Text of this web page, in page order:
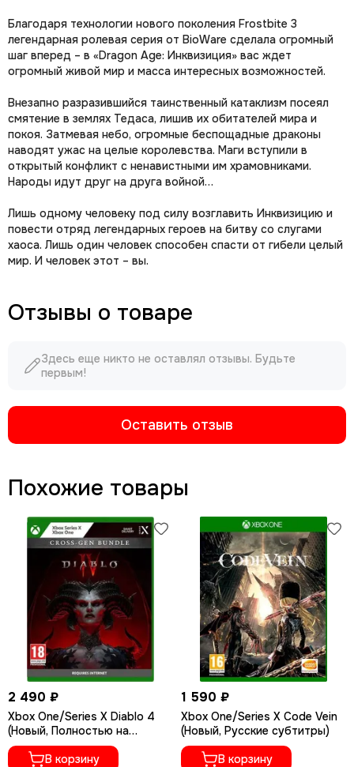
Благодаря технологии нового поколения Frostbite 3
легендарная ролевая серия от BioWare сделала огромный
шаг вперед – в «Dragon Age: Инквизиция» вас ждет
огромный живой мир и масса интересных возможностей.
Внезапно разразившийся таинственный катаклизм посеял
смятение в землях Тедаса, лишив их обитателей мира и
покоя. Затмевая небо, огромные беспощадные драконы
наводят ужас на целые королевства. Маги вступили в
открытый конфликт с ненавистными им храмовниками.
Народы идут друг на друга войной…
Лишь одному человеку под силу возглавить Инквизицию и
повести отряд легендарных героев на битву со слугами
хаоса. Лишь один человек способен спасти от гибели целый
мир. И человек этот – вы.
Отзывы о товаре
Здесь еще никто не оставлял отзывы. Будьте
первым!
Оставить отзыв
Похожие товары
2 490 ₽
Xbox One/Series X Diablo 4
(Новый, Полностью на
русском языке)
В корзину
1 590 ₽
Xbox One/Series X Code Vein
(Новый, Русские субтитры)
В корзину